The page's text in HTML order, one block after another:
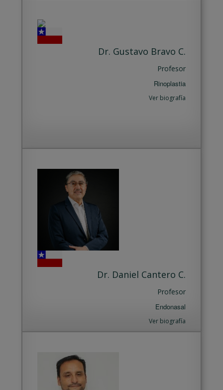
Dr. Gustavo Bravo C.
Profesor
Rinoplastia
Ver biografía
Dr. Daniel Cantero C.
Profesor
Endonasal
Ver biografía